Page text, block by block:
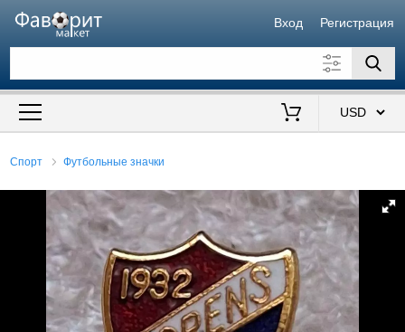
Вход Регистрация
Искать также в описании
Спорт Футбольные значки